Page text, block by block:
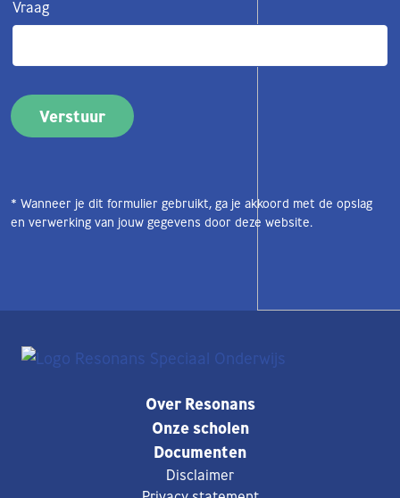
Vraag
* Wanneer je dit formulier gebruikt, ga je akkoord met de opslag
en verwerking van jouw gegevens door deze website.
Over Resonans
Onze scholen
Documenten
Disclaimer